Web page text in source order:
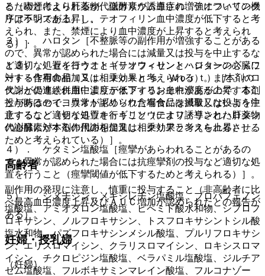
と（喫煙により肝薬物代謝酵素が誘導され、テオフィリンク
リアランスが上昇し、テオフィリン血中濃度が低下すると考
えられ、また、禁煙により血中濃度が上昇すると考えられ
る）］。
１３）． セイヨウオトギリソウ＜セント・ジョーンズ・ワ
ート＞含有食品（Ｓｔ．Ｊｏｈｎ’ｓ Ｗｏｒｔ）［本剤の
代謝が促進され血中濃度が低下するおそれがあるので、本剤
投与時はセイヨウオトギリソウ含有食品を摂取しないよう注
意すること（セイヨウオトギリソウにより誘導された肝薬物
代謝酵素が本剤の代謝を促進し、クリアランスを上昇させる
ためと考えられている）］。
高齢者
副作用の発現に注意し、慎重に投与すること（非高齢者に比
べ最高血中濃度上昇及びＡＵＣ増加が認められたとの報告が
ある）。
妊婦・授乳婦
（妊婦）
るためと考えられるが、低カリウム血症の増強についての機
序は不明である）］。
３）． ハロタン［不整脈等の副作用が増強することがある
ので、異常が認められた場合には減量又は投与を中止するな
ど適切な処置を行うこと（テオフィリンとハロタンの心臓に
対する作用の相加又は相乗効果と考えられる）。また、ハロ
タンとの連続併用によりテオフィリン血中濃度が上昇するこ
とがあるので、異常が認められた場合には減量又は投与を中
止するなど適切な処置を行うこと（テオフィリンとハロタン
の心臓に対する作用の相加又は相乗効果と考えられる）］。
４）． ケタミン塩酸塩［痙攣があらわれることがあるの
で、異常が認められた場合には抗痙攣剤の投与など適切な処
置を行うこと（痙攣閾値が低下するためと考えられる）］。
５）． シメチジン、メキシレチン塩酸塩、プロパフェノン
塩酸塩、アミオダロン塩酸塩、ピペミド酸水和物、シプロフ
ロキサシン、ノルフロキサシン、トスフロキサシントシル酸
塩水和物、パズフロキサシンメシル酸塩、プルリフロキサシ
ン、エリスロマイシン、クラリスロマイシン、ロキシスロマ
イシン、チクロピジン塩酸塩、ベラパミル塩酸塩、ジルチア
ゼム塩酸塩、フルボキサミンマレイン酸塩、フルコナゾー